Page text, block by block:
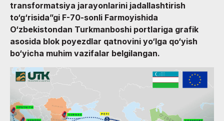
transformatsiya jarayonlarini jadallashtirish
to‘g‘risida”gi F-70-sonli Farmoyishida
O‘zbekistondan Turkmanboshi portlariga grafik
asosida blok poyezdlar qatnovini yo‘lga qo‘yish
bo‘yicha muhim vazifalar belgilangan.